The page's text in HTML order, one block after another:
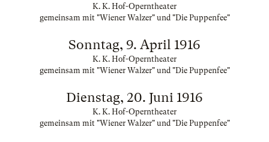
K. K. Hof-Operntheater
gemeinsam mit "Wiener Walzer" und "Die Puppenfee"
Sonntag, 9. April 1916
K. K. Hof-Operntheater
gemeinsam mit "Wiener Walzer" und "Die Puppenfee"
Dienstag, 20. Juni 1916
K. K. Hof-Operntheater
gemeinsam mit "Wiener Walzer" und "Die Puppenfee"